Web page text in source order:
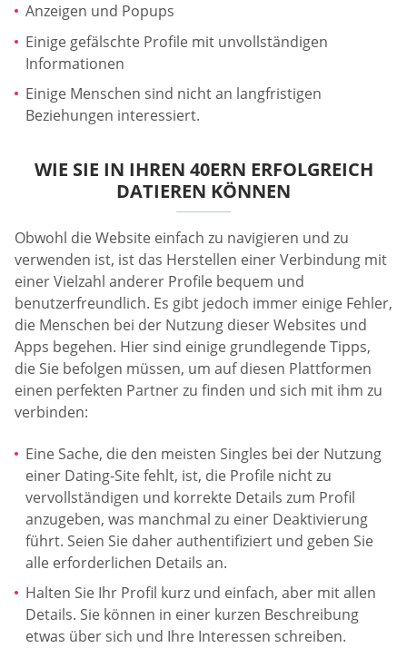
Anzeigen und Popups
Einige gefälschte Profile mit unvollständigen
Informationen
Einige Menschen sind nicht an langfristigen
Beziehungen interessiert.
WIE SIE IN IHREN 40ERN ERFOLGREICH
DATIEREN KÖNNEN
Obwohl die Website einfach zu navigieren und zu
verwenden ist, ist das Herstellen einer Verbindung mit
einer Vielzahl anderer Profile bequem und
benutzerfreundlich. Es gibt jedoch immer einige Fehler,
die Menschen bei der Nutzung dieser Websites und
Apps begehen. Hier sind einige grundlegende Tipps,
die Sie befolgen müssen, um auf diesen Plattformen
einen perfekten Partner zu finden und sich mit ihm zu
verbinden:
Eine Sache, die den meisten Singles bei der Nutzung
einer Dating-Site fehlt, ist, die Profile nicht zu
vervollständigen und korrekte Details zum Profil
anzugeben, was manchmal zu einer Deaktivierung
führt. Seien Sie daher authentifiziert und geben Sie
alle erforderlichen Details an.
Halten Sie Ihr Profil kurz und einfach, aber mit allen
Details. Sie können in einer kurzen Beschreibung
etwas über sich und Ihre Interessen schreiben.